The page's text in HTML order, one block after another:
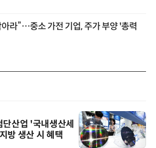
아라”…중소 가전 기업, 주가 부양 '총력
산업 '국내생산세
방 생산 시 혜택